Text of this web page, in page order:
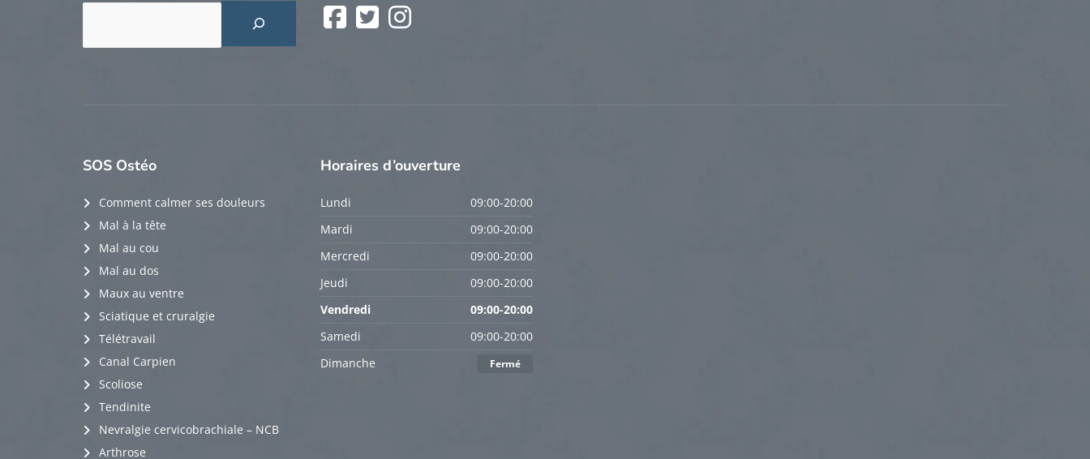
Facebook
SOS Ostéo
Comment calmer ses douleurs
Mal à la tête
Mal au cou
Mal au dos
Maux au ventre
Sciatique et cruralgie
Télétravail
Canal Carpien
Scoliose
Tendinite
Nevralgie cervicobrachiale – NCB
Arthrose
Horaires d’ouverture
Lundi
09:00-20:00
Mardi
09:00-20:00
Mercredi
09:00-20:00
Jeudi
09:00-20:00
Vendredi
09:00-20:00
Samedi
09:00-20:00
Dimanche
Fermé